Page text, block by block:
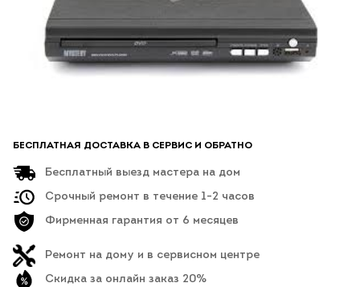
БЕСПЛАТНАЯ ДОСТАВКА В СЕРВИС И ОБРАТНО
Бесплатный выезд мастера на дом
Срочный ремонт в течение 1-2 часов
Фирменная гарантия от 6 месяцев
Ремонт на дому и в сервисном центре
Скидка за онлайн заказ 20%